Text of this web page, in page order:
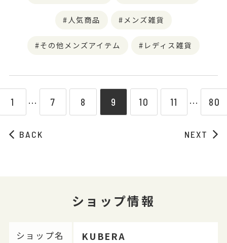
人気商品 メンズ雑貨
その他メンズアイテム レディス雑貨
BACK
1 ⋯ 7 8 9 10 11 ⋯ 80
NEXT
ショップ情報
ショップ名 KUBERA